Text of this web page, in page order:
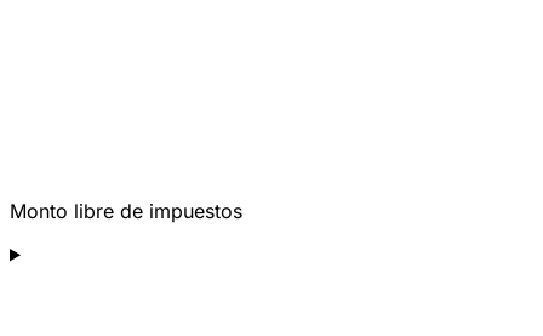
Monto libre de impuestos